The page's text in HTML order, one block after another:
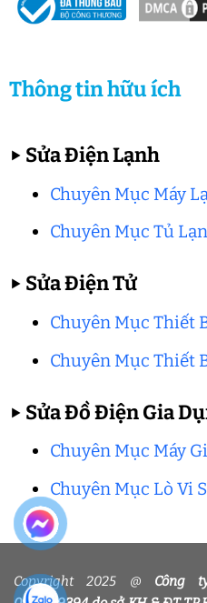
Thông tin hữu ích
▶ Sửa Điện Lạnh
Chuyên Mục Máy
Chuyên Mục Tủ
▶ Sửa Điện Tử
Chuyên Mục Thiết
Chuyên Mục Thiết
▶ Sửa Đồ Điện Gia
Chuyên Mục Máy
Chuyên Mục Lò Vi
Copyright 2025 @ Công